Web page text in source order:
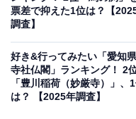
く活用されており、福
ています。地下には実
観覧料は一般300円・
中の企画展「はじまり
票差で抑えた1位は？【
調査】
好き&行ってみたい「愛知
寺社仏閣」ランキング！ 2
「豊川稲荷（妙厳寺）」、
は？ 【2025年調査】